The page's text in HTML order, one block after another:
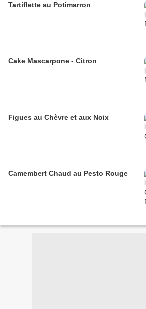
Tartiflette au Potimarron
Cake Mascarpone - Citron
Figues au Chèvre et aux Noix
Camembert Chaud au Pesto Rouge